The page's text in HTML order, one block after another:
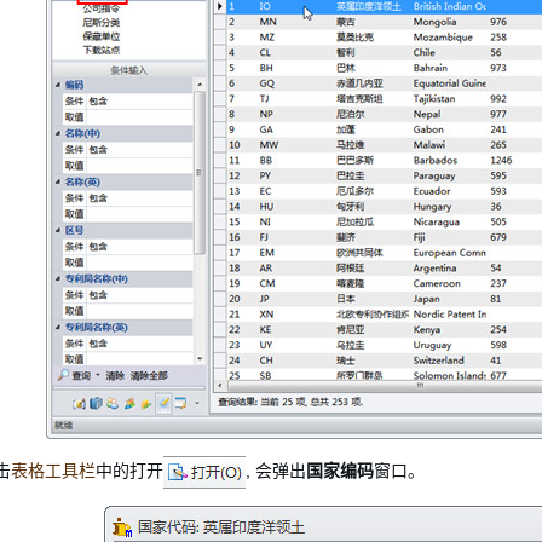
表格工具栏中的打开 , 会弹出国家编码窗口。